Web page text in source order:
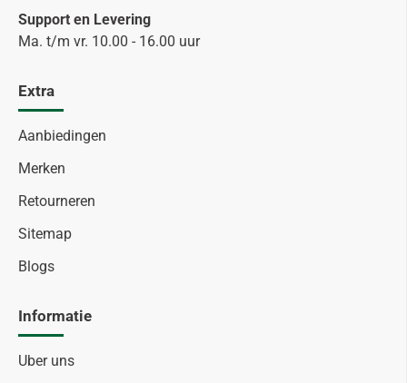
Support en Levering
Ma. t/m vr. 10.00 - 16.00 uur
Extra
Aanbiedingen
Merken
Retourneren
Sitemap
Blogs
Informatie
Uber uns